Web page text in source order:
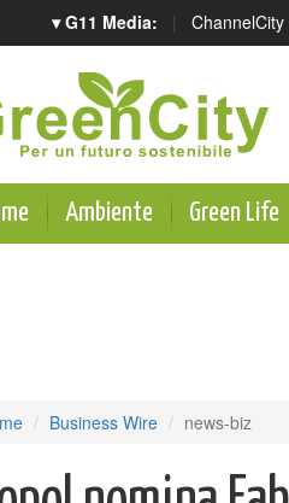
▾ G11 Media: | ChannelCity
Ambiente Green Life
Business Wire news-biz